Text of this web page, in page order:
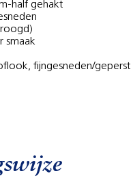
half gehakt
smaak
fijngesneden/geperst